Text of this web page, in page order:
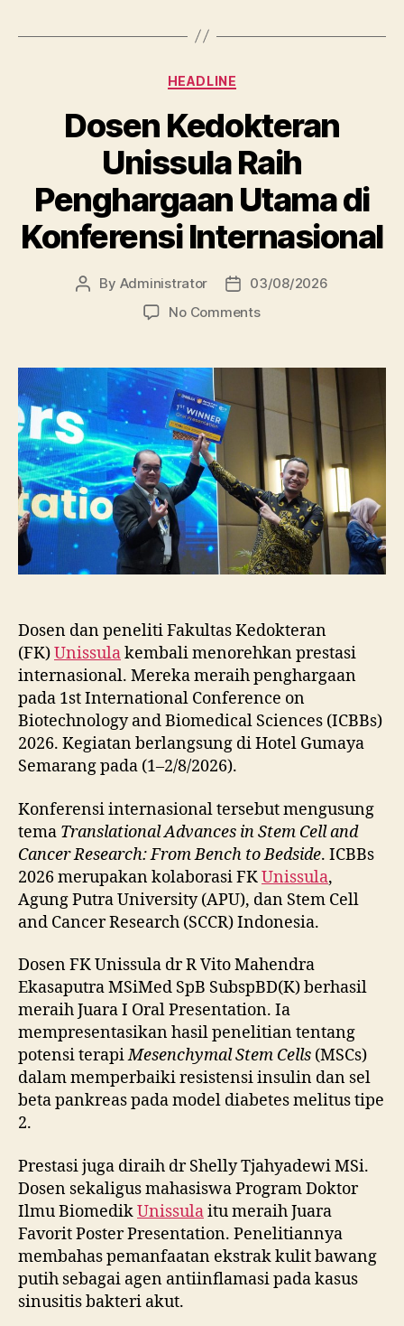
Categories
HEADLINE
Dosen Kedokteran
Unissula Raih
Penghargaan Utama di
Konferensi Internasional
Post
By Administrator
Post
date
03/08/2026
No Commentson
Unissula
Raih
Penghargaan
Utama
di
Konferensi
Internasional
Dosen dan peneliti Fakultas Kedokteran
(FK)Unissulakembali menorehkan prestasi
internasional. Mereka meraih penghargaan
pada 1st International Conference on
Biotechnology and Biomedical Sciences (ICBBs)
2026. Kegiatan berlangsung di Hotel Gumaya
Semarang pada (1–2/8/2026).
Konferensi internasional tersebut mengusung
tema Translational Advances in Stem Cell and
Cancer Research: From Bench to Bedside. ICBBs
2026 merupakan kolaborasi FKUnissula,
Agung Putra University (APU), dan Stem Cell
and Cancer Research (SCCR) Indonesia.
Dosen FK Unissula dr R Vito Mahendra
Ekasaputra MSiMed SpB SubspBD(K) berhasil
meraih Juara I Oral Presentation. Ia
mempresentasikan hasil penelitian tentang
potensi terapiMesenchymal Stem Cells (MSCs)
dalam memperbaiki resistensi insulin dan sel
beta pankreas pada model diabetes melitus tipe
2.
Prestasi juga diraih dr Shelly Tjahyadewi MSi.
Dosen sekaligus mahasiswa Program Doktor
Ilmu BiomedikUnissulaitu meraih Juara
Favorit Poster Presentation. Penelitiannya
membahas pemanfaatan ekstrak kulit bawang
putih sebagai agen antiinflamasi pada kasus
sinusitis bakteri akut.